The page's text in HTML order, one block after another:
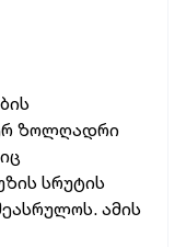
ზოლღადრი
სრუტის
ამის